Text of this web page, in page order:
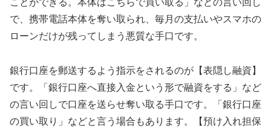
で、携帯電話本体を奪い取られ、毎月の支払いやスマホの
ローンだけが残ってしまう悪質な手口です。
銀行口座を郵送するよう指示をされるのが【表隠し融資】
です。「銀行口座へ直接入金という形で融資をする」など
の言い回しで口座を送らせ奪い取る手口です。「銀行口座
の買い取り」などと言う場合もあります。【預け入れ担保